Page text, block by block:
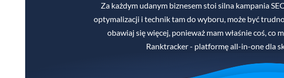
Za każdym udanym biznesem stoi silna kampania
optymalizacji i technik tam do wyboru, może być trudno
obawiaj się więcej, ponieważ mam właśnie coś, co
Ranktracker - platformę all-in-one dla